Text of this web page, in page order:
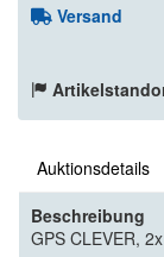
Versand
Auktionsdetails
Beschreibung
GPS CLEVER,